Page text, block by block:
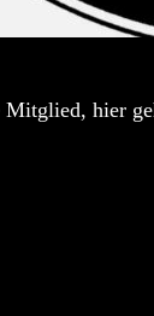
Mitglied, hier